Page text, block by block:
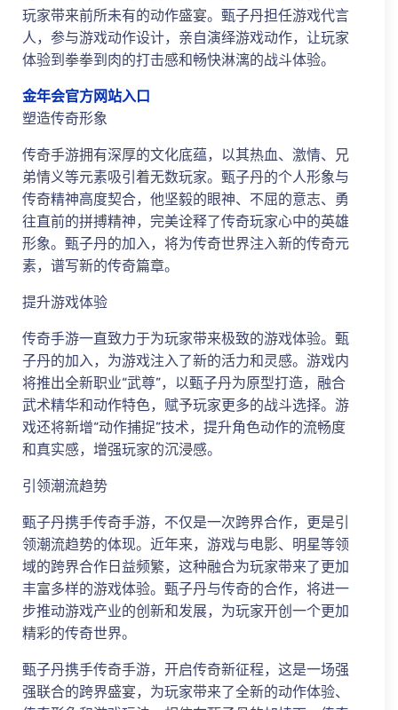
玩家带来前所未有的动作盛宴。甄子丹担任游戏代言
人，参与游戏动作设计，亲自演绎游戏动作，让玩家
体验到拳拳到肉的打击感和畅快淋漓的战斗体验。
金年会官方网站入口
塑造传奇形象
传奇手游拥有深厚的文化底蕴，以其热血、激情、兄
弟情义等元素吸引着无数玩家。甄子丹的个人形象与
传奇精神高度契合，他坚毅的眼神、不屈的意志、勇
往直前的拼搏精神，完美诠释了传奇玩家心中的英雄
形象。甄子丹的加入，将为传奇世界注入新的传奇元
素，谱写新的传奇篇章。
提升游戏体验
传奇手游一直致力于为玩家带来极致的游戏体验。甄
子丹的加入，为游戏注入了新的活力和灵感。游戏内
将推出全新职业“武尊”，以甄子丹为原型打造，融合
武术精华和动作特色，赋予玩家更多的战斗选择。游
戏还将新增“动作捕捉”技术，提升角色动作的流畅度
和真实感，增强玩家的沉浸感。
引领潮流趋势
甄子丹携手传奇手游，不仅是一次跨界合作，更是引
领潮流趋势的体现。近年来，游戏与电影、明星等领
域的跨界合作日益频繁，这种融合为玩家带来了更加
丰富多样的游戏体验。甄子丹与传奇的合作，将进一
步推动游戏产业的创新和发展，为玩家开创一个更加
精彩的传奇世界。
甄子丹携手传奇手游，开启传奇新征程，这是一场强
强联合的跨界盛宴，为玩家带来了全新的动作体验、